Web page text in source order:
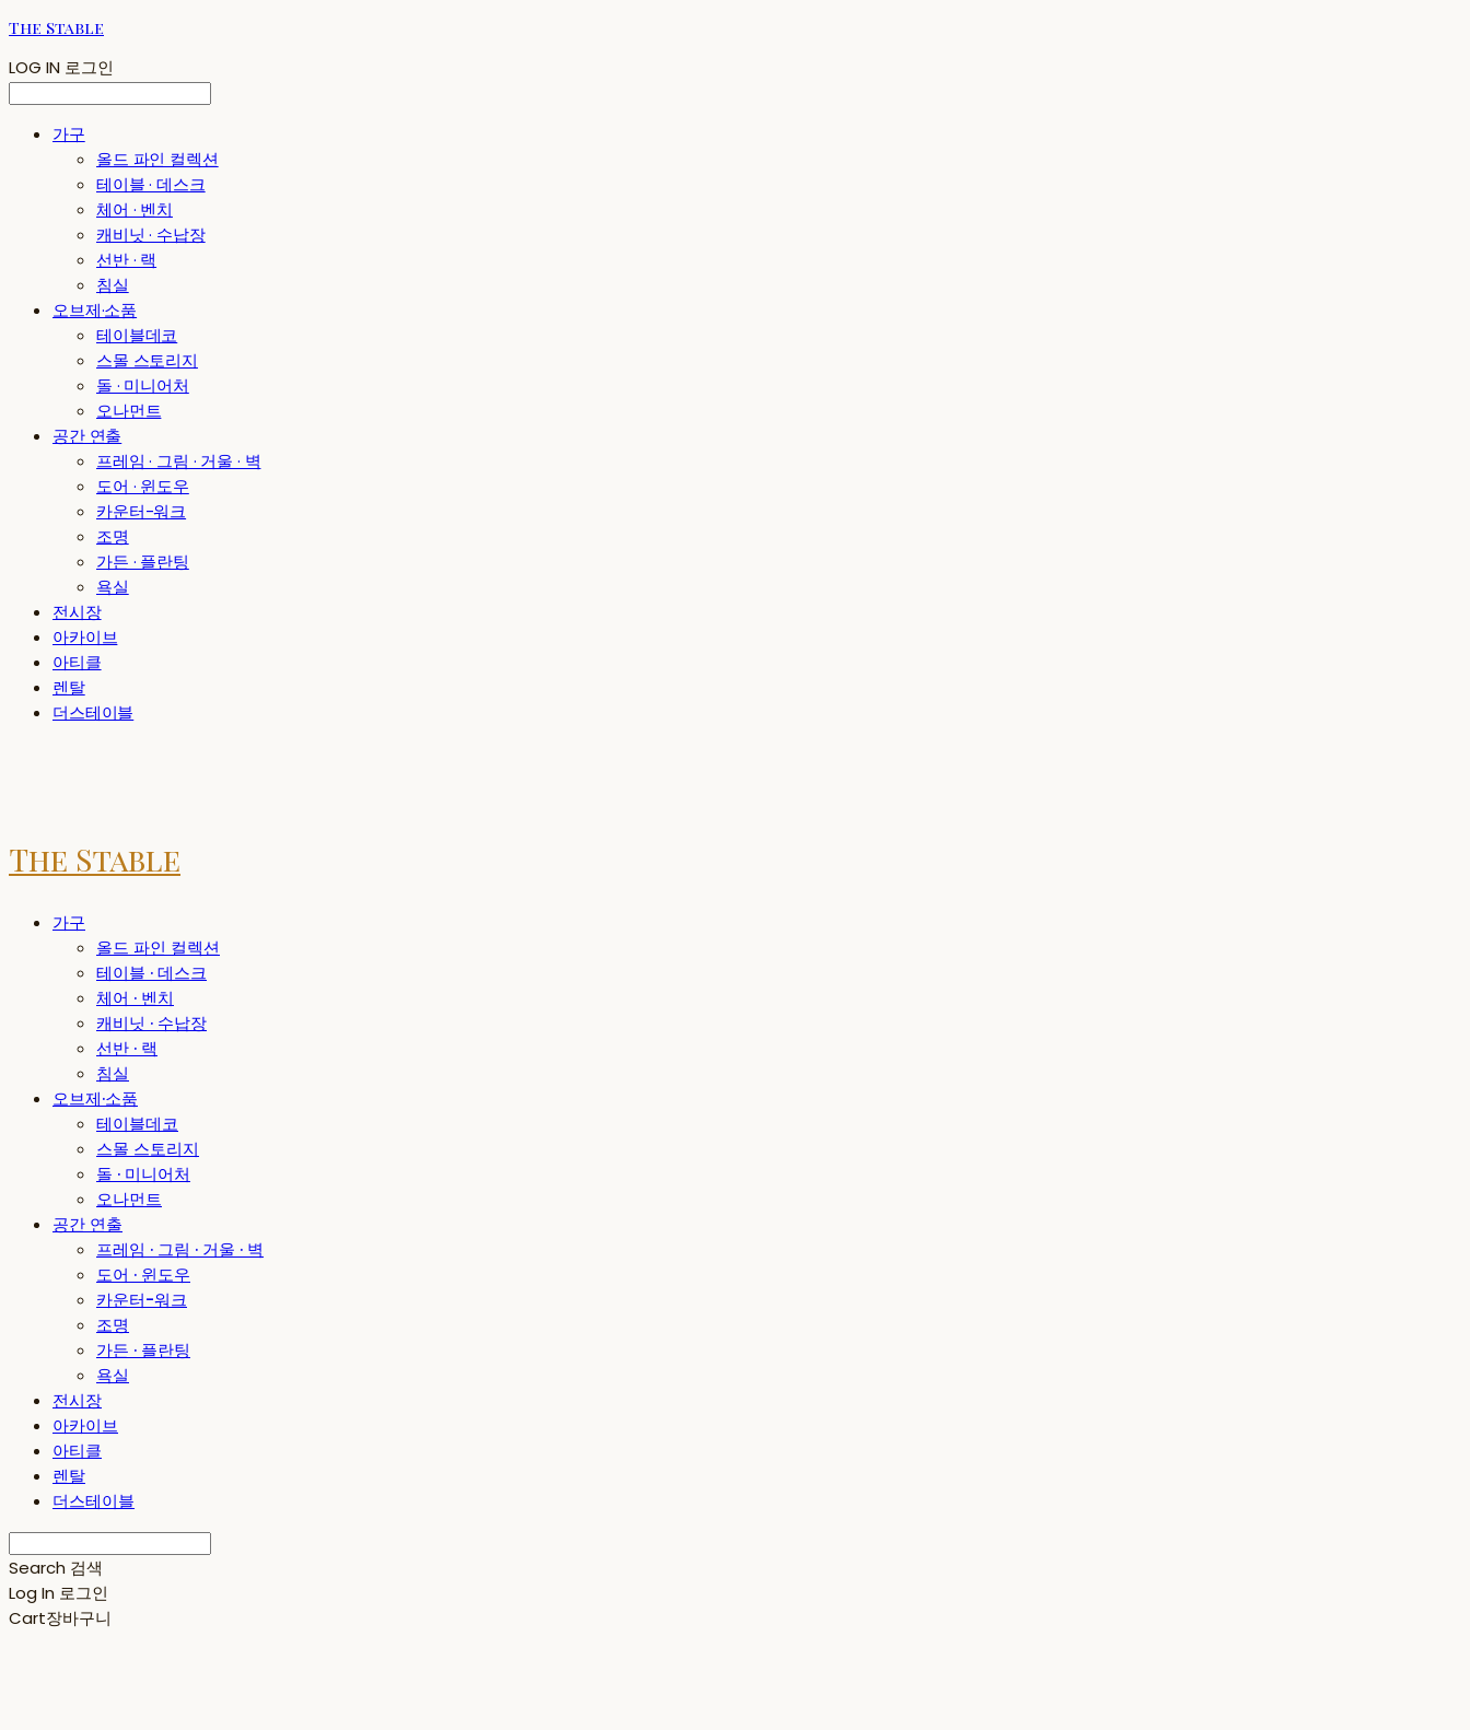
The Stable
LOG IN 로그인
가구
올드 파인 컬렉션
테이블 · 데스크
체어 · 벤치
캐비닛 · 수납장
선반 · 랙
침실
오브제·소품
테이블데코
스몰 스토리지
돌 · 미니어처
오나먼트
공간 연출
프레임 · 그림 · 거울 · 벽
도어 · 윈도우
카운터-워크
조명
가든 · 플란팅
욕실
전시장
아카이브
아티클
렌탈
더스테이블
The Stable
가구
올드 파인 컬렉션
테이블 · 데스크
체어 · 벤치
캐비닛 · 수납장
선반 · 랙
침실
오브제·소품
테이블데코
스몰 스토리지
돌 · 미니어처
오나먼트
공간 연출
프레임 · 그림 · 거울 · 벽
도어 · 윈도우
카운터-워크
조명
가든 · 플란팅
욕실
전시장
아카이브
아티클
렌탈
더스테이블
Search 검색
Log In 로그인
Cart장바구니